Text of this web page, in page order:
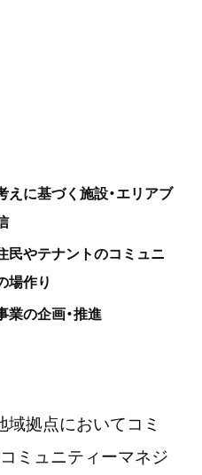
に基づく施設・エリアブ
民やテナントのコミュニ
場作り
の企画・推進
域拠点においてコミ
ミュニティーマネジ